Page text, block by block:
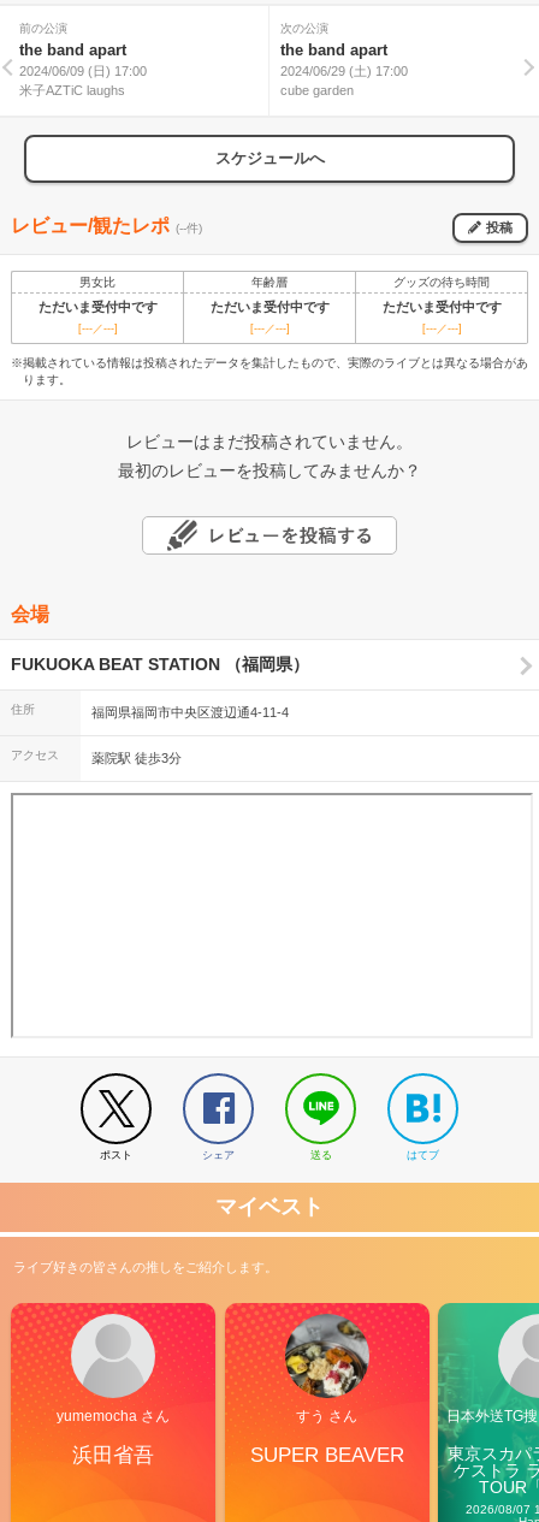
前の公演
the band apart
2024/06/09 (日) 17:00
米子AZTiC laughs
次の公演
the band apart
2024/06/29 (土) 17:00
cube garden
スケジュールへ
レビュー/観たレポ (--件) 投稿
男女比 年齢層 グッズの待ち時間
ただいま受付中です ただいま受付中です ただいま受付中です
[---／---] [---／---] [---／---]
※掲載されている情報は投稿されたデータを集計したもので、実際のライブとは異なる場合があ
ります。
レビューはまだ投稿されていません。
最初のレビューを投稿してみませんか？
会場
FUKUOKA BEAT STATION （福岡県）
住所 福岡県福岡市中央区渡辺通4-11-4
アクセス 薬院駅 徒歩3分
ポスト シェア 送る はてブ
マイベスト
ライブ好きの皆さんの推しをご紹介します。
yumemocha さん
浜田省吾
すう さん
SUPER BEAVER
日本外送TG
東京スカパ
ケストラ
TOUR
2026/08/07